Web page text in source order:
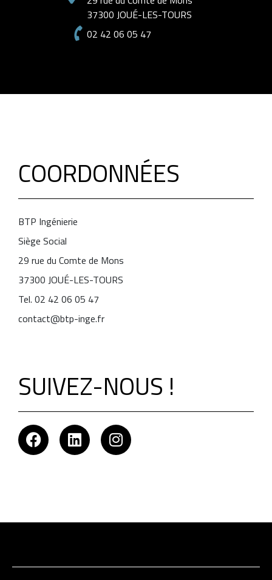
37300 JOUÉ-LES-TOURS
02 42 06 05 47
COORDONNÉES
BTP Ingénierie
Siège Social
29 rue du Comte de Mons
37300 JOUÉ-LES-TOURS
Tel. 02 42 06 05 47
contact@btp-inge.fr
SUIVEZ-NOUS !